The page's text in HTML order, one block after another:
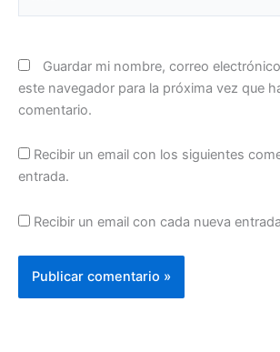
Guardar mi nombre, correo
este navegador para la próxima vez que
comentario.
Recibir un email con los siguientes
entrada.
Recibir un email con cada nueva